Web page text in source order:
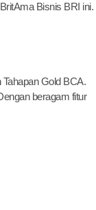
Bisnis BRI ini.
Gold BCA.
beragam fitur